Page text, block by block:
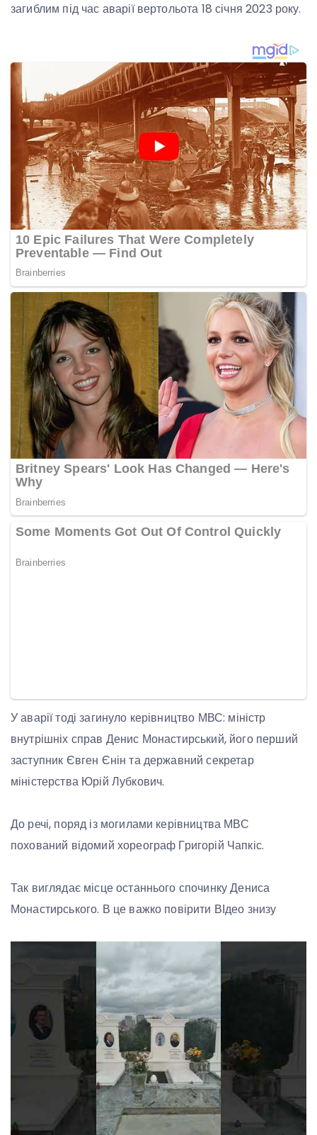
загиблим під час аварії вертольота 18 січня 2023 року.
У аварії тоді загинуло керівництво МВС: міністр
внутрішніх справ Денис Монастирський, його перший
заступник Євген Єнін та державний секретар
міністерства Юрій Лубкович.
До речі, поряд із могилами керівництва МВС
похований відомий хореограф Григорій Чапкіс.
Так виглядає місце останнього спочинку Дениса
Монастирського. В це важко повірити ВІдео знизу